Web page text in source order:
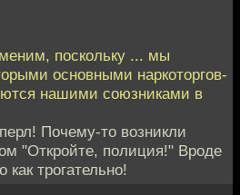
поскольку ... мы
основными наркоторгов-
нашими союзниками в
Почему-то возникли
"Откройте, полиция!" Вроде
трогательно!